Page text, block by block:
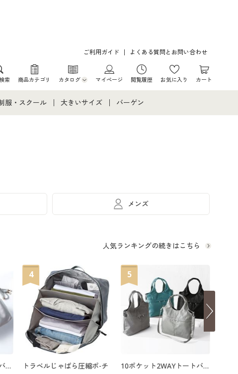
ご利用ガイド よくある質問とお問い合わせ
索 商品カテゴリ カタログ
カタログ・チラシからのご注文
マイページ 閲覧履歴 お気に入り カート
服・スクール 大きいサイズ
大きいサイズ メンズ
バーゲン
メンズ
人気ランキングの続きはこちら
コロン2WAYショルダーバッグ
4
トラベルじゃばら圧縮ポ-チ
5
10ポケット2WAYトートバッグ